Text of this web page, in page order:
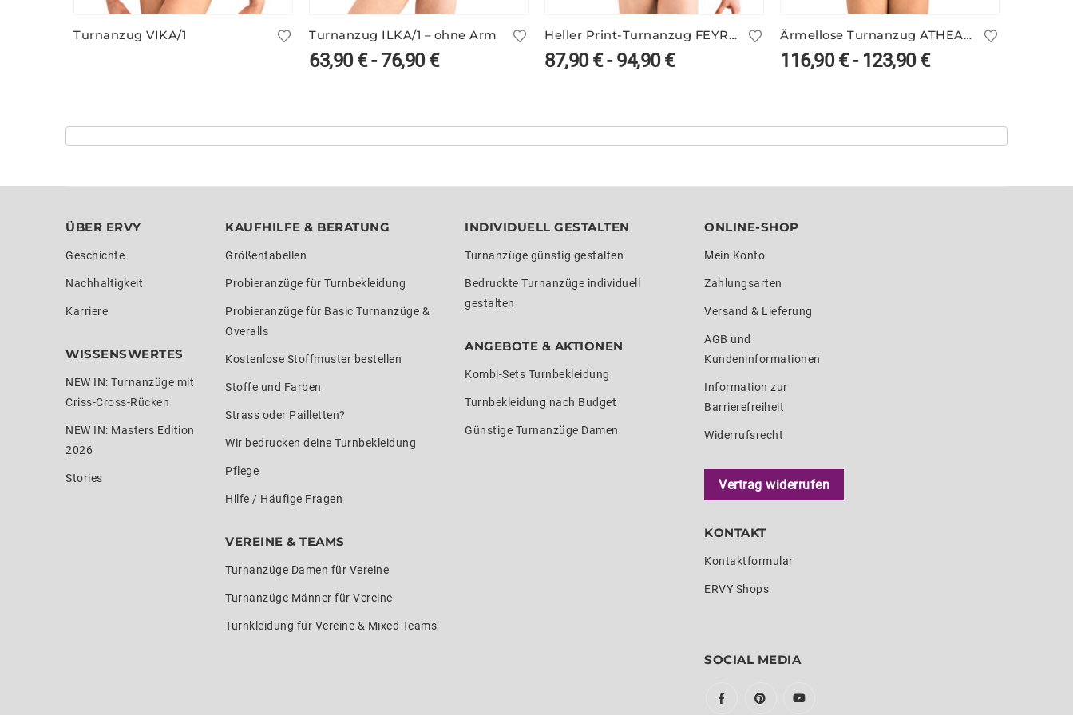
Turnanzug VIKA/1 Turnanzug ILKA/1 – ohne Arm
63,90€-76,90€
Heller Print-Turnanzug FEYRA/2
87,90€-94,90€
Ärmellose Turnanzug ATHEA/5 – schwarz/weiß
116,90€- 123,90€
ÜBER ERVY
Geschichte
Nachhaltigkeit
Karriere
WISSENSWERTES
NEW IN: Turnanzüge mit
Criss-Cross-Rücken
NEW IN: Masters Edition
2026
Stories
KAUFHILFE & BERATUNG
Größentabellen
Probieranzüge für Turnbekleidung
Probieranzüge für Basic Turnanzüge &
Overalls
Kostenlose Stoffmuster bestellen
Stoffe und Farben
Strass oder Pailletten?
Wir bedrucken deine Turnbekleidung
Pflege
Hilfe / Häufige Fragen
VEREINE & TEAMS
Turnanzüge Damen für Vereine
Turnanzüge Männer für Vereine
Turnkleidung für Vereine & Mixed Teams
INDIVIDUELL GESTALTEN
Turnanzüge günstig gestalten
Bedruckte Turnanzüge individuell
gestalten
ANGEBOTE & AKTIONEN
Kombi-Sets Turnbekleidung
Turnbekleidung nach Budget
Günstige Turnanzüge Damen
ONLINE-SHOP
Mein Konto
Zahlungsarten
Versand & Lieferung
AGB und
Kundeninformationen
Information zur
Barrierefreiheit
Widerrufsrecht
Vertrag widerrufen
KONTAKT
Kontaktformular
ERVY Shops
SOCIAL MEDIA